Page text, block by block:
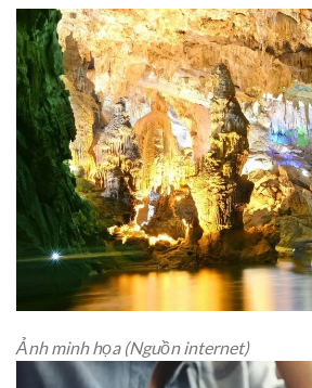
Ảnh minh họa (Nguồn internet)